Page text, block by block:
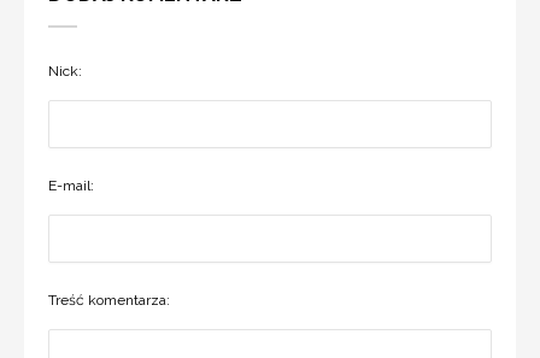
Nick:
E-mail:
Treść komentarza: